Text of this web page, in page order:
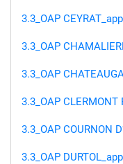
3.3_OAP
3.3_OAP
3.3_OAP
3.3_OAP
3.3_OAP COURNON
3.3_OAP